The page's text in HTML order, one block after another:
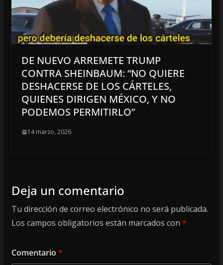
DE NUEVO ARREMETE TRUMP
CONTRA SHEINBAUM: “NO QUIERE
DESHACERSE DE LOS CÁRTELES,
QUIENES DIRIGEN MÉXICO, Y NO
PODEMOS PERMITIRLO”
14 marzo, 2026
Deja un comentario
Tu dirección de correo electrónico no será publicada.
Los campos obligatorios están marcados con *
Comentario *